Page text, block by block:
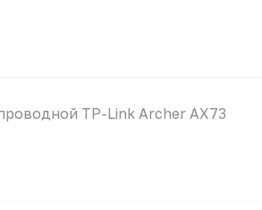
TP-Link Archer AX73